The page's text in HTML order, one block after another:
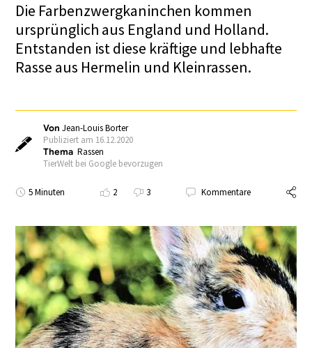
Die Farbenzwergkaninchen kommen
ursprünglich aus England und Holland.
Entstanden ist diese kräftige und lebhafte
Rasse aus Hermelin und Kleinrassen.
VonJean-Louis Borter
Publiziert am 16.12.2020
Thema Rassen
TierWelt bei Google bevorzugen
5 Minuten 2 3 Kommentare